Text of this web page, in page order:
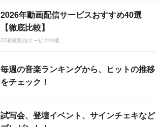
2026年動画配信サービスおすすめ40選
【徹底比較】
CS動画配信サービス20選
毎週の音楽ランキングから、ヒットの推移
をチェック！
試写会、登壇イベント、サインチェキなど